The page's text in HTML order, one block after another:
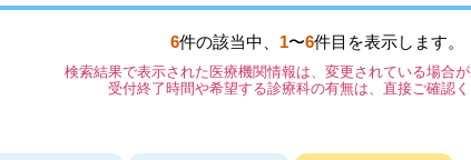
6件の該当中、 1〜6件目を表示します。
検索結果で表示された医療機関情報は、変更されている場合が
受付終了時間や希望する診療科の有無は、直接ご確認く